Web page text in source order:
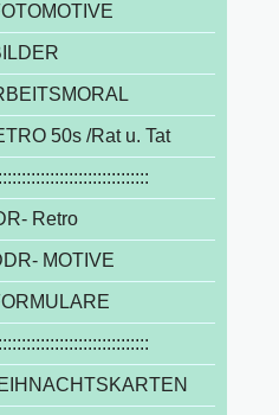
50s /Rat u. Tat
Retro
MOTIVE